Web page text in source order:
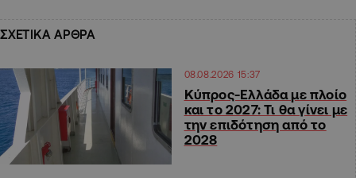
ΣΧΕΤΙΚΑ ΑΡΘΡΑ
08.08.2026 15:37
Κύπρος-Ελλάδα με πλοίο
και το 2027: Τι θα γίνει με
την επιδότηση από το
2028